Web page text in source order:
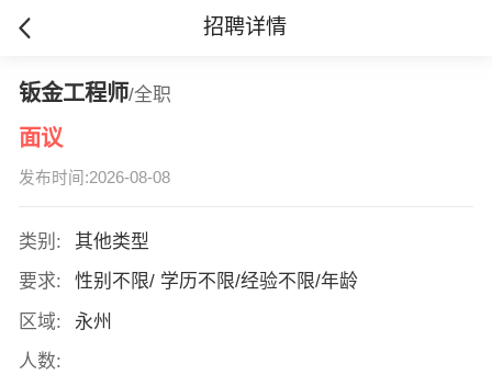
招聘详情
钣金工程师/全职
面议
发布时间:2026-08-08
类别:
其他类型
要求:
性别不限/ 学历不限/经验不限/年龄
区域:
永州
人数: